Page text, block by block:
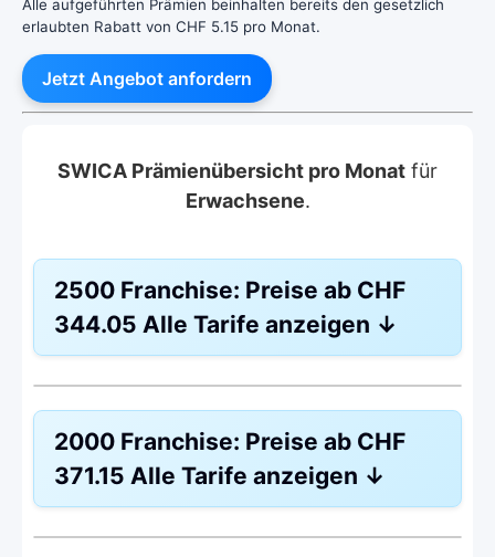
Alle aufgeführten Prämien beinhalten bereits den gesetzlich
erlaubten Rabatt von CHF 5.15 pro Monat.
Jetzt Angebot anfordern
SWICA Prämienübersicht pro Monat für
Erwachsene.
2500 Franchise: Preise ab CHF
344.05 Alle Tarife anzeigen ↓
Modell:
MULTICHOICE
Ohne Unfalldeckung:
2000 Franchise: Preise ab CHF
371.15 Alle Tarife anzeigen ↓